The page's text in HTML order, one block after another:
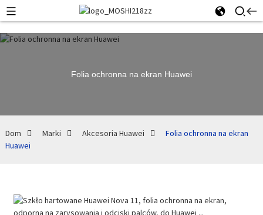
Folia ochronna na ekran Huawei
Dom Marki Akcesoria Huawei
Folia ochronna na ekran
Huawei